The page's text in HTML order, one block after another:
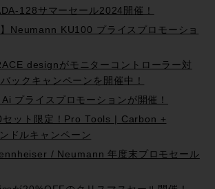
128サマーセール2024開催！
Neumann KU100 プライスプロモーショ
designがモニターコントローラー対
ックキャンペーンを開催中！
プライスプロモーションが開催！
セット限定！Pro Tools | Carbon +
ドルキャンペーン
/ Neumann 年度末プロモセール